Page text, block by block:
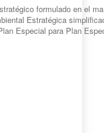
formulado en el
Estratégica
Especial para Plan